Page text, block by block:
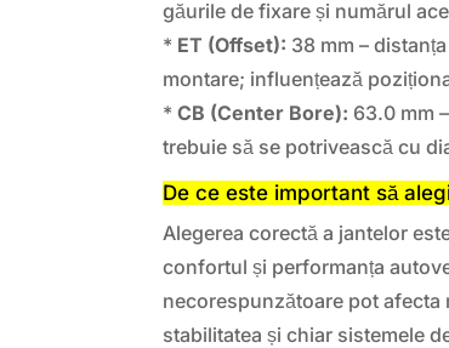
găurile de fixare și numărul
* ET (Offset): 38 mm –
montare; influențează
*CB (Center Bore): 63.0 mm
trebuie să se potrivească cu
De ce este important să
Alegerea corectă a jantelor
confortul și performanța
necorespunzătoare pot afecta
stabilitatea și chiar sistemele